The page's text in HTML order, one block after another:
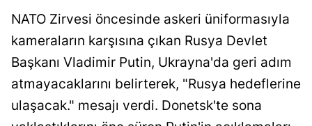
NATO Zirvesi öncesinde askeri üniformasıyla
kameraların karşısına çıkan Rusya Devlet
Başkanı Vladimir Putin, Ukrayna'da geri adım
atmayacaklarını belirterek, "Rusya hedeflerine
ulaşacak." mesajı verdi. Donetsk'te sona